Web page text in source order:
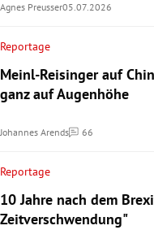
Agnes Preusser05.07.2026
Reportage
Meinl-Reisinger auf
ganz auf Augenhöhe
Johannes Arends 66
Kommentare
Reportage
10 Jahre nach dem
Zeitverschwendung"